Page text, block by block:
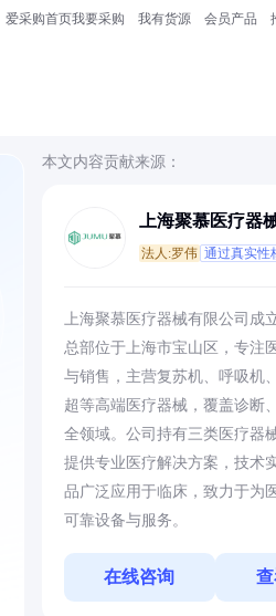
爱采购首页我要采购 我有货源 会员产品
本文内容贡献来源：
上海聚慕医疗器
法人:罗伟 通过真实性
上海聚慕医疗器械有限公司成
总部位于上海市宝山区，专注
与销售，主营复苏机、呼吸机
超等高端医疗器械，覆盖诊断
全领域。公司持有三类医疗器
提供专业医疗解决方案，技术
品广泛应用于临床，致力于为
可靠设备与服务。
在线咨询